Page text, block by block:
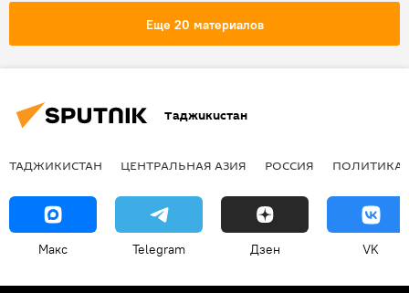
Еще 20 материалов
Таджикистан
ТАДЖИКИСТАН ЦЕНТРАЛЬНАЯ АЗИЯ РОССИЯ ПОЛИТИКА
Макс Telegram Дзен VK